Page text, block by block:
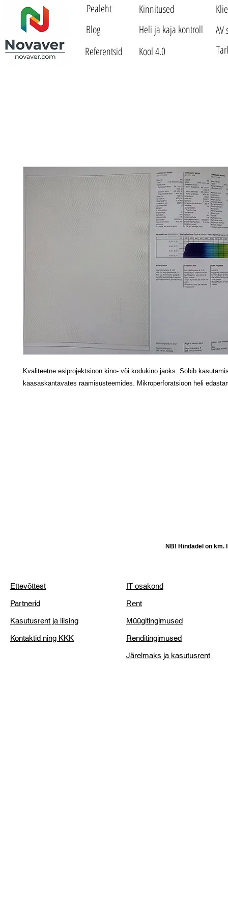
Pealeht
Blog
Referentsid
Heli ja kaja kontroll
Kinnitused
Kool 4.0
Kvaliteetne esiprojektsioon kino- või kodukino jaoks. Sobib
kaasaskantavates raamisüsteemides. Mikroperforatsioon heli
NB! Hindadel on km.
Ettevõttest
Partnerid
Kasutusrent ja liising
Kontaktid ning KKK
IT osakond
Rent
Müügitingimused
Renditingimused
Järelmaks ja kasutusrent